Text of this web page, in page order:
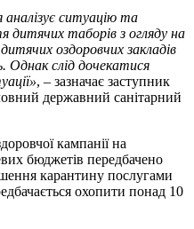
аналізує ситуацію та
дитячих таборів з огляду на
оздоровчих закладів
Однак слід дочекатися
, – зазначає заступник
державний санітарний
кампанії на
бюджетів передбачено
карантину послугами
охопити понад 10